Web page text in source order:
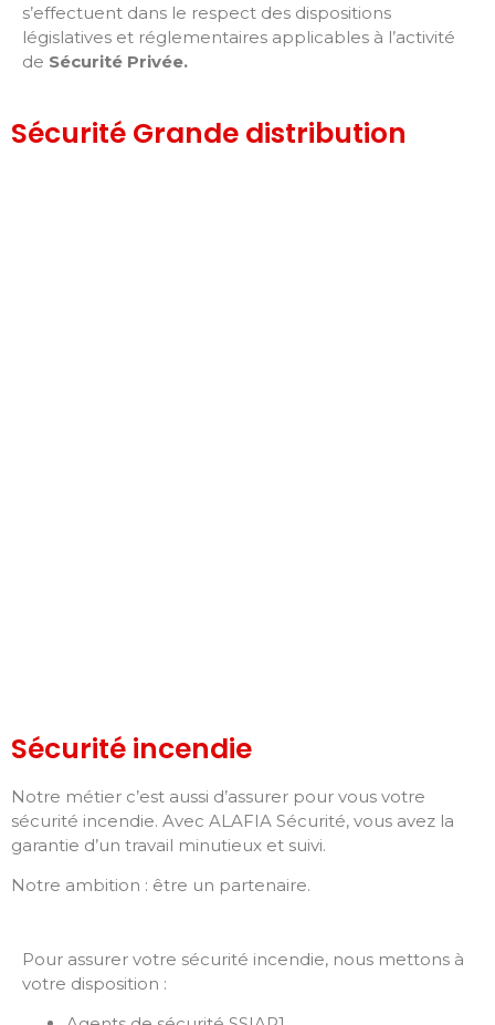
s’effectuent dans le respect des dispositions
législatives et réglementaires applicables à l’activité
de Sécurité Privée.
Sécurité Grande distribution
Sécurité incendie
Notre métier c’est aussi d’assurer pour vous votre
sécurité incendie. Avec ALAFIA Sécurité, vous avez la
garantie d’un travail minutieux et suivi.
Notre ambition : être un partenaire.
Pour assurer votre sécurité incendie, nous mettons à
votre disposition :